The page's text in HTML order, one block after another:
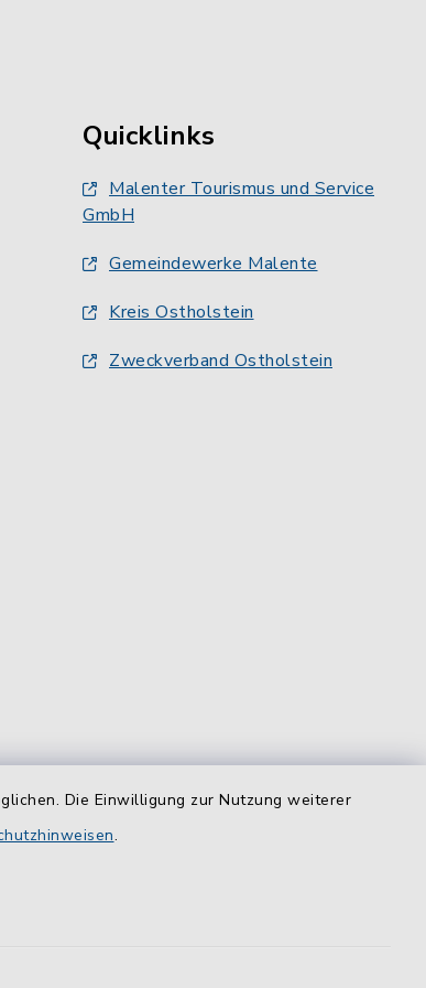
Die Einwilligung zur Nutzung weiterer
.
Quicklinks
Malenter Tourismus und Service
GmbH
Gemeindewerke Malente
Kreis Ostholstein
Zweckverband Ostholstein